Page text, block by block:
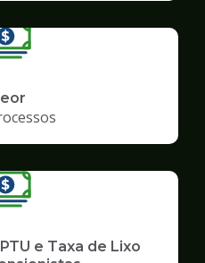
e Taxa de Lixo